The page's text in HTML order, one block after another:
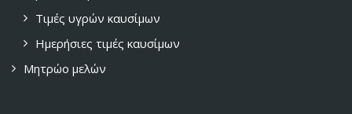
Τιμές υγρών καυσίμων
Ημερήσιες τιμές καυσίμων
Μητρώο μελών